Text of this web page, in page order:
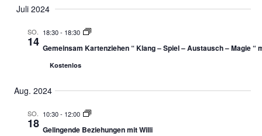
Juli 2024
SO.
14
18:30- 18:30
Gemeinsam Kartenziehen “ Klang – Spiel – Austausch – Magie “
Kostenlos
Aug. 2024
SO.
18
10:30- 12:00
Gelingende Beziehungen mit Willi